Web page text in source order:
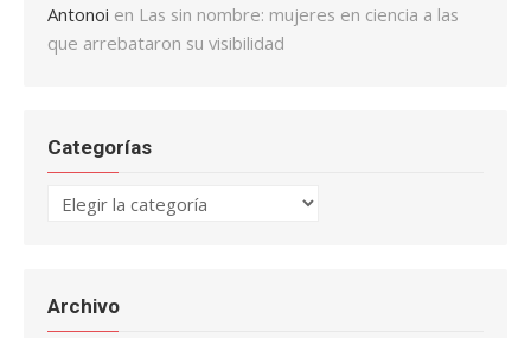
Antonoi en Las sin nombre: mujeres en ciencia a las
que arrebataron su visibilidad
Categorías
Categorías
Archivo